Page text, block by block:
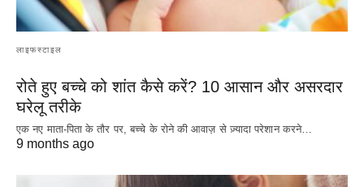
लाइफस्टाइल
रोते हुए बच्चे को शांत कैसे करें? 10 आसान और असरदार
घरेलू तरीके
एक नए माता-पिता के तौर पर, बच्चे के रोने की आवाज़ से ज़्यादा परेशान करने…
9 months ago